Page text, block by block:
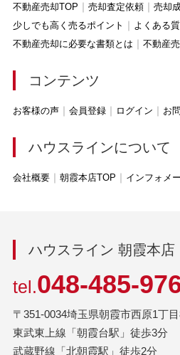
不動産売却TOP 売却査定依頼 売却
少しでも高く売るポイント
よくある
不動産売却に必要な書類とは
不動産
コンテンツ
お客様の声 会員登録 ログイン お
ハウスラインについて
会社概要 朝霞本店TOP インフォメ
ハウスライン 朝霞本店
tel.048-485-
〒351-0034埼玉県朝霞市西原1丁
東武東上線「朝霞台駅」徒歩3分
武蔵野線「北朝霞駅」徒歩2分